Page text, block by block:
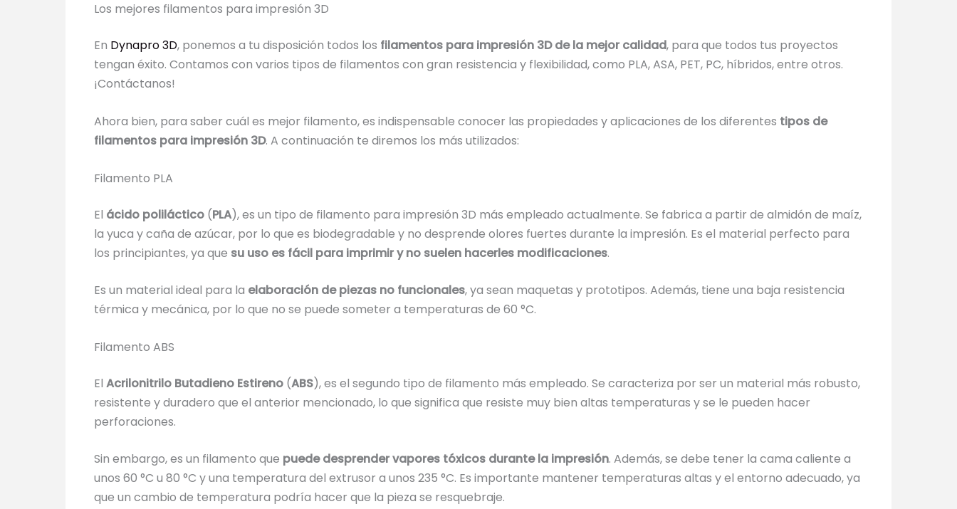
Los mejores filamentos para impresión 3D
En Dynapro 3D, ponemos a tu disposición todos los filamentos para impresión 3D de la mejor calidad, para que todos tus proyectos
tengan éxito. Contamos con varios tipos de filamentos con gran resistencia y flexibilidad, como PLA, ASA, PET, PC, híbridos, entre otros.
¡Contáctanos!
Ahora bien, para saber cuál es mejor filamento, es indispensable conocer las propiedades y aplicaciones de los diferentes tipos de
filamentos para impresión 3D. A continuación te diremos los más utilizados:
Filamento PLA
El ácido poliláctico (PLA), es un tipo de filamento para impresión 3D más empleado actualmente. Se fabrica a partir de almidón de maíz,
la yuca y caña de azúcar, por lo que es biodegradable y no desprende olores fuertes durante la impresión. Es el material perfecto para
los principiantes, ya que su uso es fácil para imprimir y no suelen hacerles modificaciones.
Es un material ideal para la elaboración de piezas no funcionales, ya sean maquetas y prototipos. Además, tiene una baja resistencia
térmica y mecánica, por lo que no se puede someter a temperaturas de 60 °C.
Filamento ABS
El Acrilonitrilo Butadieno Estireno (ABS), es el segundo tipo de filamento más empleado. Se caracteriza por ser un material más robusto,
resistente y duradero que el anterior mencionado, lo que significa que resiste muy bien altas temperaturas y se le pueden hacer
perforaciones.
Sin embargo, es un filamento que puede desprender vapores tóxicos durante la impresión. Además, se debe tener la cama caliente a
unos 60 °C u 80 °C y una temperatura del extrusor a unos 235 °C. Es importante mantener temperaturas altas y el entorno adecuado, ya
que un cambio de temperatura podría hacer que la pieza se resquebraje.